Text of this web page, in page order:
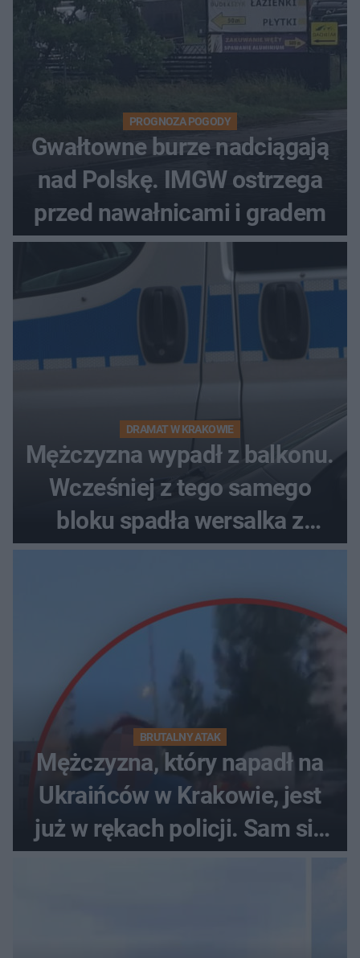
PROGNOZA POGODY
Gwałtowne burze nadciągają
nad Polskę. IMGW ostrzega
przed nawałnicami i gradem
DRAMAT W KRAKOWIE
Mężczyzna wypadł z balkonu.
Wcześniej z tego samego
bloku spadła wersalka z
pościelą
BRUTALNY ATAK
Mężczyzna, który napadł na
Ukraińców w Krakowie, jest
już w rękach policji. Sam się
zgłosił